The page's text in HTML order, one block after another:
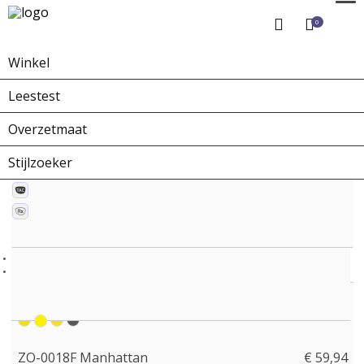
0
Winkel
Leestest
Overzetmaat
Stijlzoeker
Home Winkel
ZO-0018F Manhattan € 59,94